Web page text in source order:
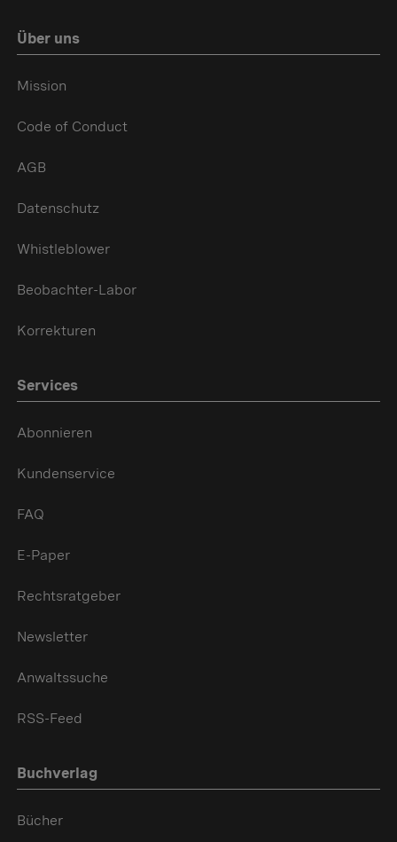
Über uns
Mission
Code of Conduct
AGB
Datenschutz
Whistleblower
Beobachter-Labor
Korrekturen
Services
Abonnieren
Kundenservice
FAQ
E-Paper
Rechtsratgeber
Newsletter
Anwaltssuche
RSS-Feed
Buchverlag
Bücher